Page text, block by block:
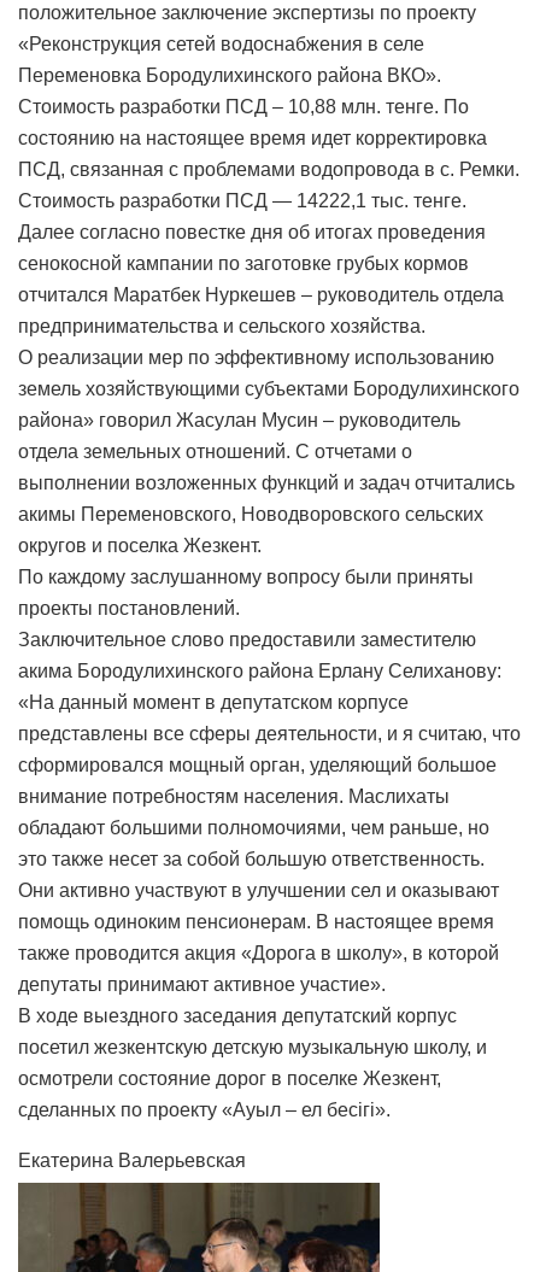
положительное заключение экспертизы по проекту
«Реконструкция сетей водоснабжения в селе
Переменовка Бородулихинского района ВКО».
Стоимость разработки ПСД – 10,88 млн. тенге. По
состоянию на настоящее время идет корректировка
ПСД, связанная с проблемами водопровода в с. Ремки.
Стоимость разработки ПСД — 14222,1 тыс. тенге.
Далее согласно повестке дня об итогах проведения
сенокосной кампании по заготовке грубых кормов
отчитался Маратбек Нуркешев – руководитель отдела
предпринимательства и сельского хозяйства.
О реализации мер по эффективному использованию
земель хозяйствующими субъектами Бородулихинского
района» говорил Жасулан Мусин – руководитель
отдела земельных отношений. С отчетами о
выполнении возложенных функций и задач отчитались
акимы Переменовского, Новодворовского сельских
округов и поселка Жезкент.
По каждому заслушанному вопросу были приняты
проекты постановлений.
Заключительное слово предоставили заместителю
акима Бородулихинского района Ерлану Селиханову:
«На данный момент в депутатском корпусе
представлены все сферы деятельности, и я считаю, что
сформировался мощный орган, уделяющий большое
внимание потребностям населения. Маслихаты
обладают большими полномочиями, чем раньше, но
это также несет за собой большую ответственность.
Они активно участвуют в улучшении сел и оказывают
помощь одиноким пенсионерам. В настоящее время
также проводится акция «Дорога в школу», в которой
депутаты принимают активное участие».
В ходе выездного заседания депутатский корпус
посетил жезкентскую детскую музыкальную школу, и
осмотрели состояние дорог в поселке Жезкент,
сделанных по проекту «Ауыл – ел бесігі».
Екатерина Валерьевская